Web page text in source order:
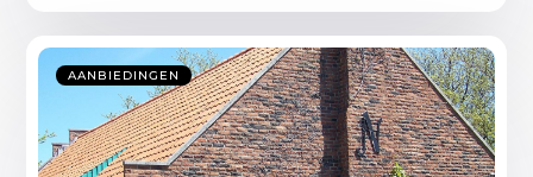
AANBIEDINGEN